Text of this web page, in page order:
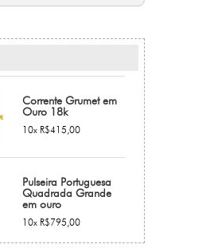
Corrente Grumet em
Ouro 18k
10x R$415,00
Pulseira Portuguesa
Quadrada Grande
em ouro
10x R$795,00